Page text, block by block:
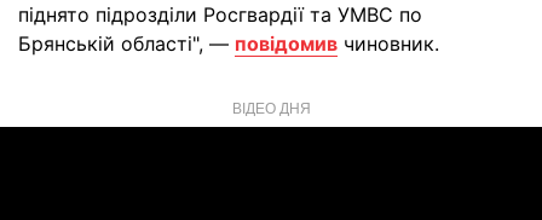
піднято підрозділи Росгвардії та УМВС по
Брянській області", — повідомив чиновник.
ВІДЕО ДНЯ